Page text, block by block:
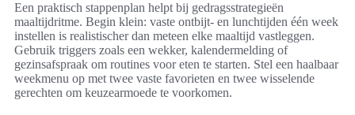
Een praktisch stappenplan helpt bij gedragsstrategieën
maaltijdritme. Begin klein: vaste ontbijt- en lunchtijden één week
instellen is realistischer dan meteen elke maaltijd vastleggen.
Gebruik triggers zoals een wekker, kalendermelding of
gezinsafspraak om routines voor eten te starten. Stel een haalbaar
weekmenu op met twee vaste favorieten en twee wisselende
gerechten om keuzearmoede te voorkomen.